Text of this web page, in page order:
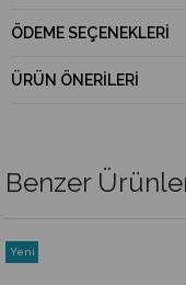
ÖDEME SEÇENEKLERI
ÜRÜN ÖNERILERI
Benzer
Yeni